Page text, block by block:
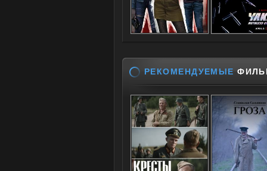
РЕКОМЕНДУЕМЫЕ